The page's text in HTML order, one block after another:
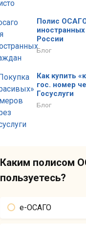
Полис
России
Блог
Как купить
гос. номер
Госуслуги
Блог
Каким полисом
пользуетесь?
е-ОСАГО